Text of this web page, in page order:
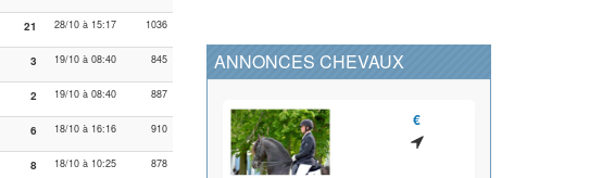
21 28/10 à 15:17 1036
3 19/10 à 08:40 845
2 19/10 à 08:40 887
6 18/10 à 16:16 910
8 18/10 à 10:25 878
ANNONCES CHEVAUX
€